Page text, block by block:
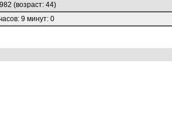
(возраст: 44)
9 минут: 0